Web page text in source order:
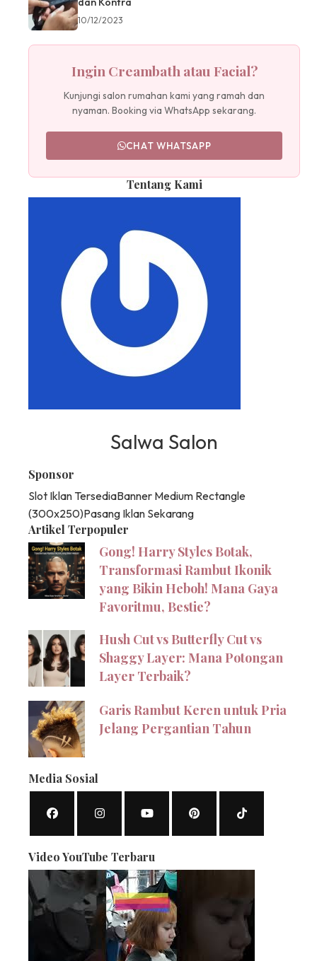
10/12/2023
Ingin Creambath atau Facial?
Kunjungi salon rumahan kami yang ramah dan
nyaman. Booking via WhatsApp sekarang.
CHAT WHATSAPP
Tentang Kami
Salwa Salon
Sponsor
Slot Iklan TersediaBanner Medium Rectangle
(300x250)Pasang Iklan Sekarang
Artikel Terpopuler
Gong! Harry Styles Botak,
Transformasi Rambut Ikonik
yang Bikin Heboh! Mana Gaya
Favoritmu, Bestie?
Hush Cut vs Butterfly Cut vs
Shaggy Layer: Mana Potongan
Layer Terbaik?
Garis Rambut Keren untuk Pria
Jelang Pergantian Tahun
Media Sosial
Video YouTube Terbaru